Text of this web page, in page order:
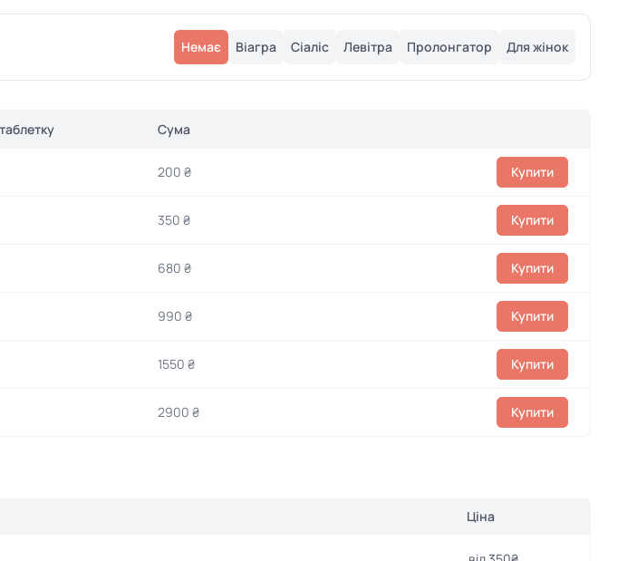
Немає Віагра Сіаліс Левітра Пролонгатор Для жінок
Сума
200 ₴ Купити
350 ₴ Купити
680 ₴ Купити
990 ₴ Купити
1550 ₴ Купити
2900 ₴ Купити
Ціна